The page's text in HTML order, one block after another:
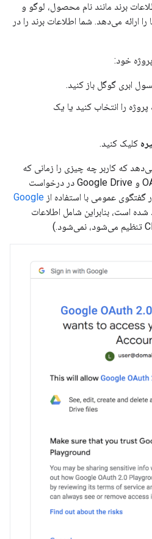
برند مانند نام محصول، لوگو و
ارائه می‌دهد. شما اطلاعات برند را در
خود:
ابری گوگل باز کنید.
را انتخاب کنید یا یک
کلیک کنید.
که کاربر چه چیزی را زمانی که
ترکیبی از محدوده‌های OAuth 2.0 و Google Drive در درخواست
گفتگوی عمومی با استفاده از Google
شده است، بنابراین شامل اطلاعات